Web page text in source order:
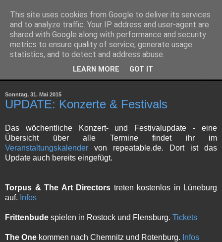
Sonntag, 31. Mai 2015
UPDATE: Konzerte & Festivals
Das wöchentliche Konzert- und Festivalupdate - eine
Übersicht über alle Termine findet ihr im
Veranstaltungskalender von repeatable.de. Dort ist das
Update auch bereits eingefügt.
Torpus & The Art Directors treten kostenlos in Lüneburg
auf. Infos
Frittenbude spielen in Rostock und Flensburg. Tickets
The One kommen nach Chemnitz und Rotenburg. Infos
This site uses cookies from Google to deliver its services
and to analyze traffic. Your IP address and user-agent are
shared with Google along with performance and security
metrics to ensure quality of service, generate usage
statistics, and to detect and address abuse.
LEARN MORE GOT IT